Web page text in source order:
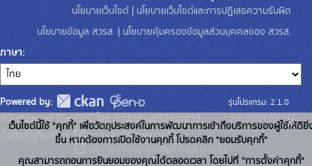
นโยบายเว็บไซต์ | นโยบายเว็บไซต์และการปฏิเสธความรับผิด
นโยบายข้อมูล สวรส. | นโยบายคุ้มครองข้อมูลส่วนบุคคลของ สวรส.
ภาษา
Powered by:
สนับสนุนระบบ Thai-GDC โดย สำนักงานสถิติแห่งชาติ
เว็บไซต์ที่เกี่ยวข้อง:
ระบบบัญชีข้อมูลภาครัฐ
บริการนามานุกรมบัญชีข้อมูลภาครัฐ
รุ่นโปรแกรม: 2.1.0
วันที่: 2024-03-13
เว็บไซต์นี้ใช้ "คุกกี้" เพื่อวัตถุประสงค์ในการพัฒนาการเข้าถึงบริการของผู้ใช้ให้ดียิ่
ขึ้น หากต้องการเปิดใช้งานคุกกี้ โปรดคลิก "ยอมรับคุกกี้"
คุณสามารถถอนการยินยอมของคุณได้ตลอดเวลา โดยไปที่ "การตั้งค่าคุกกี้"
x